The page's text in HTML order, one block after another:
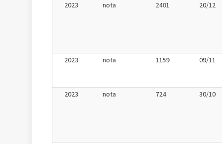
2023 nota 2401 20/12
2023 nota 1159 09/11
2023 nota 724 30/10